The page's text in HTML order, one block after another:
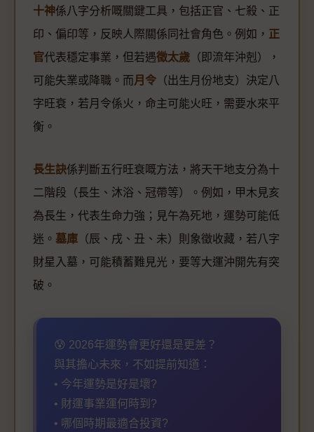
十神係八字分析嘅關鍵工具，包括正官、七殺、正
印、偏印等，反映人際關係同社會角色。例如， 正
官代表穩定事業，但若遇徵太歲 （即流年沖剋），
可能失業或降職。而月令 （出生月份地支）決定八
字旺衰，若月令係火，命主可能火旺，需要水來平
衡。
長生訣係判斷五行旺衰嘅方法，將天干地支分為十
二階段（長生、沐浴、冠帶等）。例如，甲木見亥
為長生，代表生命力強；見午為死地，運勢可能低
迷。 墓庫 （辰、戌、丑、未）則象徵收藏，若八字
財星入墓，可能積蓄難見光，要等大運沖開先有突
破。
😰 2026年運勢會更好還是更差？
與其擔心未來，不如提前知道：
• 今年運勢是好是壞?
• 財運事業運何時到?
• 哪個時期最適合投資?